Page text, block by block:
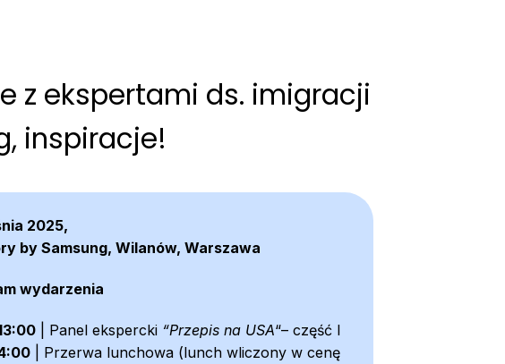
z ekspertami ds. imigracji
inspiracje!
2025,
by Samsung, Wilanów, Warszawa
wydarzenia
| Panel ekspercki “Przepis na USA“– część I
| Przerwa lunchowa (lunch wliczony w cenę